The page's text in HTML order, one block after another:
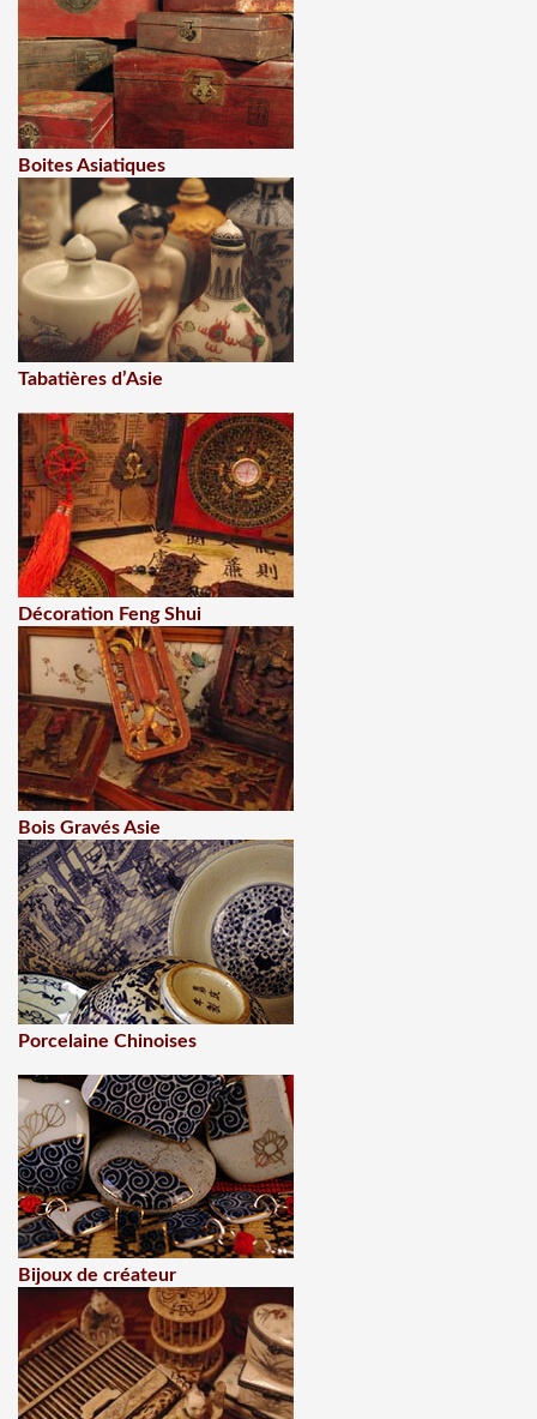
Boites Asiatiques
Tabatières d’Asie
Décoration Feng Shui
Bois Gravés Asie
Porcelaine Chinoises
Bijoux de créateur